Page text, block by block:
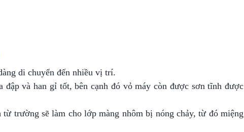
di chuyển đến nhiều vị trí.
và han gỉ tốt, bên cạnh đó vỏ máy còn được sơn tĩnh được
trường sẽ làm cho lớp màng nhôm bị nóng chảy, từ đó miệng